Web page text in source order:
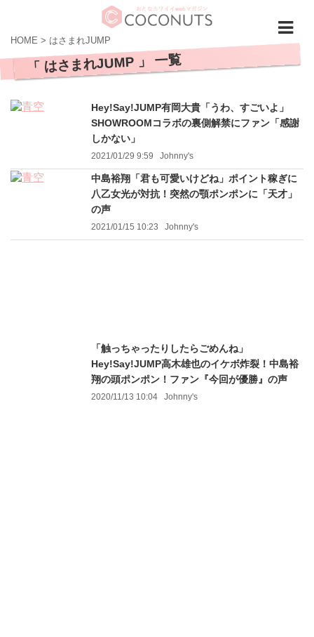
HOME > はさまれJUMP
「 はさまれJUMP 」 一覧
Hey!Say!JUMP有岡大貴「うわ、すごいよ」
SHOWROOMコラボの裏側解禁にファン「感謝
しかない」
2021/01/29 9:59 Johnny's
中島裕翔「君も可愛いけどね」ポイント稼ぎに
八乙女光が対抗！突然の顎ポンポンに「天才」
の声
2021/01/15 10:23 Johnny's
「触っちゃったりしたらごめんね」
Hey!Say!JUMP高木雄也のイケボ炸裂！中島裕
翔の頭ポンポン！ファン『今回が優勝』の声
2020/11/13 10:04 Johnny's